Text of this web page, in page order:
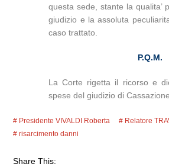
questa sede, stante la qualita’
giudizio e la assoluta
caso trattato.
P.Q.M.
La Corte rigetta il ricorso e
spese del giudizio di Cassazione.
Presidente VIVALDI Roberta
Relatore
risarcimento danni
Share This: